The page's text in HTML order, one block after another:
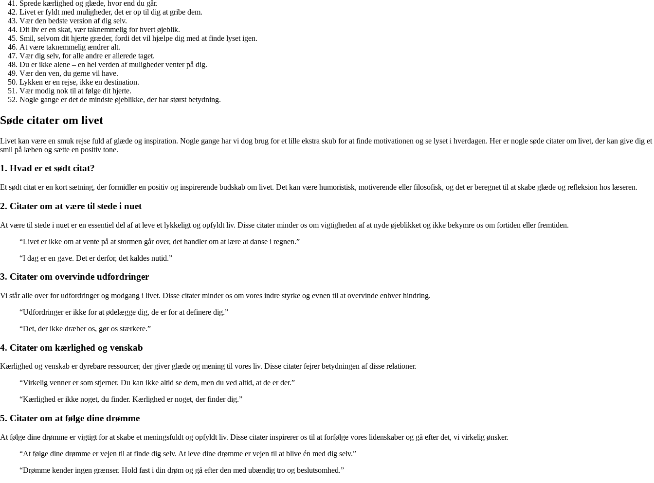
Sprede kærlighed og glæde, hvor end du går.
Livet er fyldt med muligheder, det er op til dig at gribe dem.
Vær den bedste version af dig selv.
Dit liv er en skat, vær taknemmelig for hvert øjeblik.
Smil, selvom dit hjerte græder, fordi det vil hjælpe dig med at finde lyset igen.
At være taknemmelig ændrer alt.
Vær dig selv, for alle andre er allerede taget.
Du er ikke alene – en hel verden af ​​muligheder venter på dig.
Vær den ven, du gerne vil have.
Lykken er en rejse, ikke en destination.
Vær modig nok til at følge dit hjerte.
Nogle gange er det de mindste øjeblikke, der har størst betydning.
Søde citater om livet
Livet kan være en smuk rejse fuld af glæde og inspiration. Nogle gange har vi dog brug for et lille ekstra skub for at finde motivationen og se lyset i hverdagen. Her er nogle søde citater om livet, der kan give dig et
smil på læben og sætte en positiv tone.
1. Hvad er et sødt citat?
Et sødt citat er en kort sætning, der formidler en positiv og inspirerende budskab om livet. Det kan være humoristisk, motiverende eller filosofisk, og det er beregnet til at skabe glæde og refleksion hos læseren.
2. Citater om at være til stede i nuet
At være til stede i nuet er en essentiel del af at leve et lykkeligt og opfyldt liv. Disse citater minder os om vigtigheden af at nyde øjeblikket og ikke bekymre os om fortiden eller fremtiden.
“Livet er ikke om at vente på at stormen går over, det handler om at lære at danse i regnen.”
“I dag er en gave. Det er derfor, det kaldes nutid.”
3. Citater om overvinde udfordringer
Vi står alle over for udfordringer og modgang i livet. Disse citater minder os om vores indre styrke og evnen til at overvinde enhver hindring.
“Udfordringer er ikke for at ødelægge dig, de er for at definere dig.”
“Det, der ikke dræber os, gør os stærkere.”
4. Citater om kærlighed og venskab
Kærlighed og venskab er dyrebare ressourcer, der giver glæde og mening til vores liv. Disse citater fejrer betydningen af disse relationer.
“Virkelig venner er som stjerner. Du kan ikke altid se dem, men du ved altid, at de er der.”
“Kærlighed er ikke noget, du finder. Kærlighed er noget, der finder dig.”
5. Citater om at følge dine drømme
At følge dine drømme er vigtigt for at skabe et meningsfuldt og opfyldt liv. Disse citater inspirerer os til at forfølge vores lidenskaber og gå efter det, vi virkelig ønsker.
“At følge dine drømme er vejen til at finde dig selv. At leve dine drømme er vejen til at blive én med dig selv.”
“Drømme kender ingen grænser. Hold fast i din drøm og gå efter den med ubændig tro og beslutsomhed.”